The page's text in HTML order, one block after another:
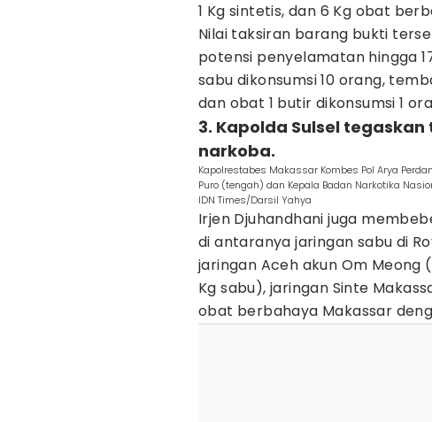
1 Kg sintetis, dan 6 Kg obat
Nilai taksiran barang bukti
potensi penyelamatan hingga
sabu dikonsumsi 10 orang,
dan obat 1 butir dikonsumsi 1
3. Kapolda Sulsel
narkoba.
Kapolrestabes Makassar Kombes Pol Arya
Puro (tengah) dan Kepala Badan Narkotika
IDN Times/Darsil Yahya
Irjen Djuhandhani juga
di antaranya jaringan sabu di
jaringan Aceh akun Om Meong
Kg sabu), jaringan Sinte
obat berbahaya Makassar